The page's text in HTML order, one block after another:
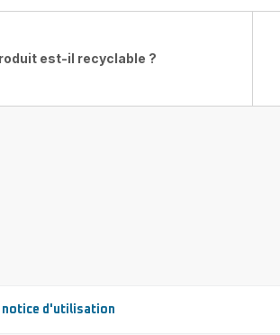
est-il recyclable ?
notice d'utilisation